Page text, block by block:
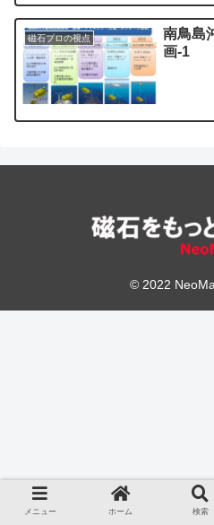
磁石プロの視点
南鳥島
画-1
© 2022
メニュー ホーム 検索